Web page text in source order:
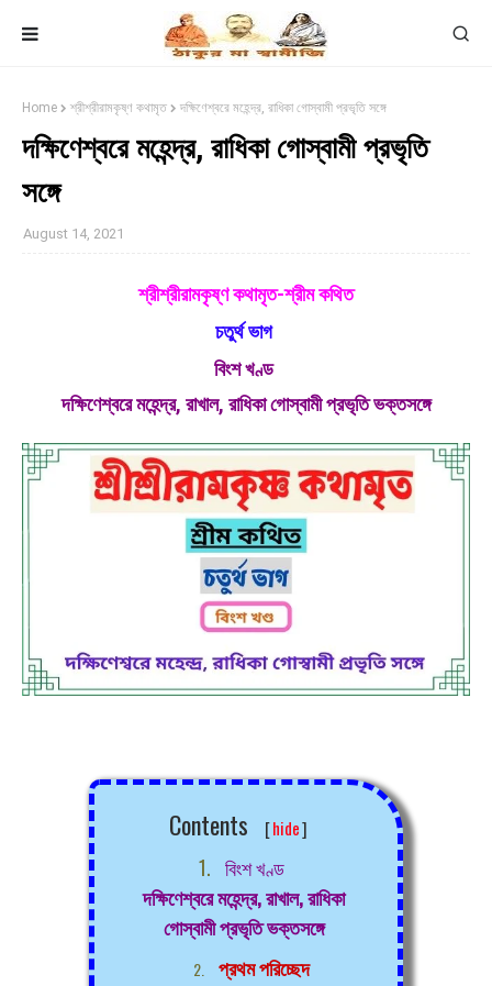
Home শ্রীশ্রীরামকৃষ্ণ কথামৃত দক্ষিণেশ্বরে মহেন্দ্র, রাধিকা গােস্বামী প্রভৃতি সঙ্গে
দক্ষিণেশ্বরে মহেন্দ্র, রাধিকা গােস্বামী প্রভৃতি
সঙ্গে
August 14, 2021
শ্রীশ্রীরামকৃষ্ণ কথামৃত-শ্রীম কথিত
চতুর্থ ভাগ
বিংশ খণ্ড
দক্ষিণেশ্বরে মহেন্দ্র, রাখাল, রাধিকা গোস্বামী প্রভৃতি ভক্তসঙ্গে
Contents [hide]
বিংশ খণ্ড
দক্ষিণেশ্বরে মহেন্দ্র, রাখাল, রাধিকা
গোস্বামী প্রভৃতি ভক্তসঙ্গে
প্রথম পরিচ্ছেদ